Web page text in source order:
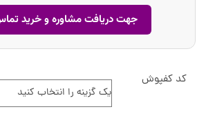
جهت دریافت مشاوره و خرید
کد کفپوش